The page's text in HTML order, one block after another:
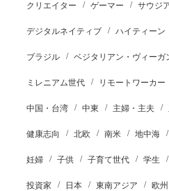
クリエイター ゲーマー サウジ
デジタルネイティブ ハイティーン
ブラジル ベジタリアン・ヴィーガ
ミレニアム世代 リモートワーカー
中国・台湾 中東 主婦・主夫
健康志向 北欧 南米 地中海
妊婦 子供 子育て世代 学生
投資家 日本 東南アジア 欧州